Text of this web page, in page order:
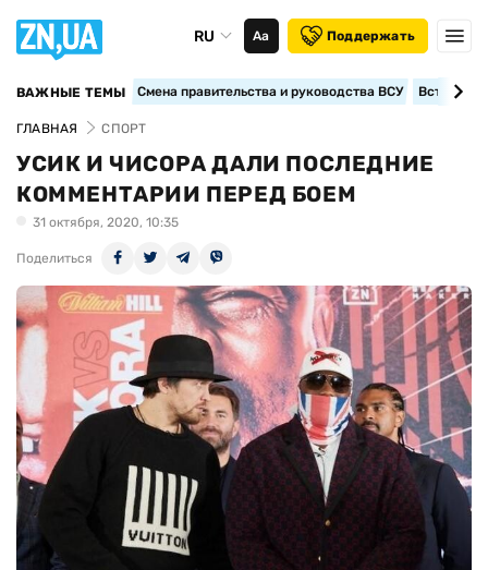
RU Аа Поддержать
ВАЖНЫЕ ТЕМЫ Смена правительства и руководства ВСУ
ГЛАВНАЯ СПОРТ
УСИК И ЧИСОРА ДАЛИ ПОСЛЕДНИЕ
КОММЕНТАРИИ ПЕРЕД БОЕМ
31 октября, 2020, 10:35
Поделиться